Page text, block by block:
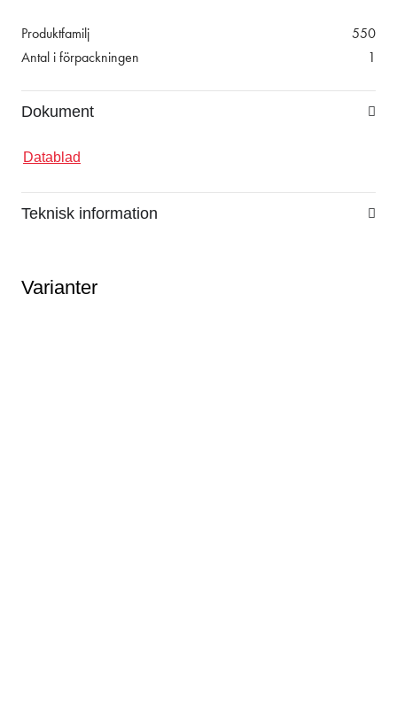
Produktfamilj
550
Antal i förpackningen
1
Dokument
Datablad
Teknisk information
Varianter